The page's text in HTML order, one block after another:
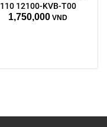
110 12100-KVB-T00
1,750,000 VND